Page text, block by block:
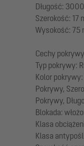
Długość:
Szerokość: 17
Wysokość: 75
Cechy pokrywy
Typ pokrywy:
Kolor
Pokrywy,
Pokrywy,
Blokada:
Klasa
Klasa